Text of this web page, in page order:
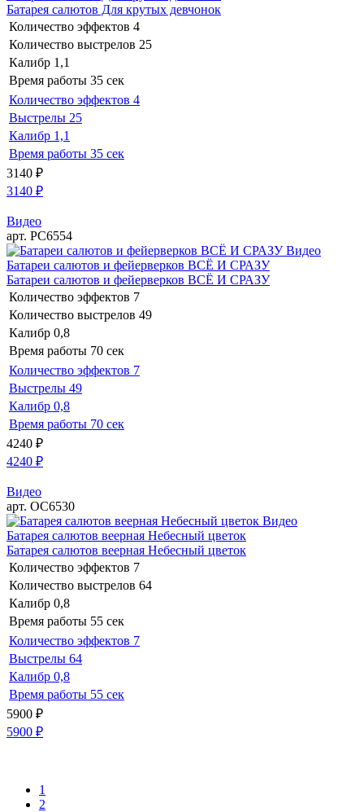
Батарея салютов Для крутых девчонок
Количество эффектов 4
Количество выстрелов 25
Калибр 1,1
Время работы 35 сек
Количество эффектов 4
Выстрелы 25
Калибр 1,1
Время работы 35 сек
3140 ₽
3140 ₽
Видео
арт. РС6554
Видео
Батареи салютов и фейерверков ВСЁ И СРАЗУ
Батареи салютов и фейерверков ВСЁ И СРАЗУ
Количество эффектов 7
Количество выстрелов 49
Калибр 0,8
Время работы 70 сек
Количество эффектов 7
Выстрелы 49
Калибр 0,8
Время работы 70 сек
4240 ₽
4240 ₽
Видео
арт. ОС6530
Видео
Батарея салютов веерная Небесный цветок
Батарея салютов веерная Небесный цветок
Количество эффектов 7
Количество выстрелов 64
Калибр 0,8
Время работы 55 сек
Количество эффектов 7
Выстрелы 64
Калибр 0,8
Время работы 55 сек
5900 ₽
5900 ₽
1
2